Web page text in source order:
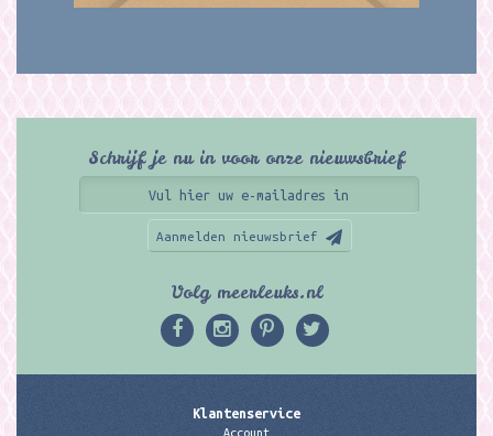
Schrijf je nu in voor onze nieuwsbrief
Aanmelden nieuwsbrief
Volg meerleuks.nl
Klantenservice
Account